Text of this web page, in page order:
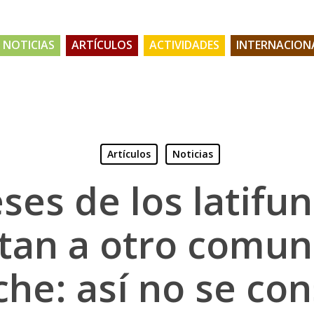
NOTICIAS ARTÍCULOS ACTIVIDADES
Artículos Noticias
de los
a otro
así no se